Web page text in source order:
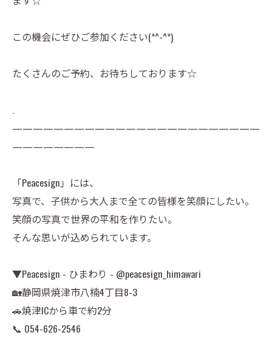
この機会にぜひご参加ください(*^-^*)
たくさんのご予約、お待ちしております☆
.
————————————————————————
————————
「Peacesign」には、
写真で、子供から大人まで全ての皆様を笑顔にしたい。
笑顔の写真で世界の平和を作りたい。
そんな思いが込められています。
▼Peacesign - ひまわり - @peacesign_himawari
🏡静岡県焼津市八楠4丁目8-3
🚗焼津ICから車で約2分
📞 054-626-2546